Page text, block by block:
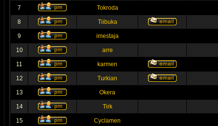
7 Tokroda
8 Tiibuka
9 imestaja
10 arre
11 karmen
12 Turkian
13 Okera
14 Tirk
15 Cyclamen